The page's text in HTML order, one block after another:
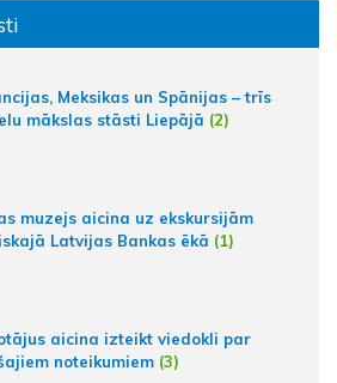
Meksikas un Spānijas – trīs
mākslas stāsti Liepājā (2)
muzejs aicina uz ekskursijām
Latvijas Bankas ēkā (1)
aicina izteikt viedokli par
noteikumiem (3)